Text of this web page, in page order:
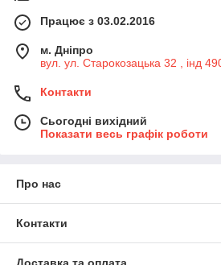
Працює з 03.02.2016
м. Дніпро
вул. ул. Старокозацька 32 , інд
Контакти
Сьогодні вихідний
Показати весь графік роботи
Про нас
Контакти